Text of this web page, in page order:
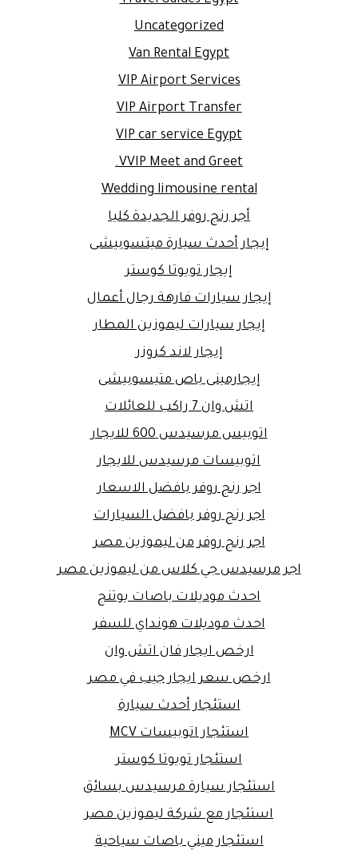
Uncategorized
Van Rental Egypt
VIP Airport Services
VIP Airport Transfer
VIP car service Egypt
VVIP Meet and Greet.
Wedding limousine rental
أجر رنج روفر الجديدة كليا
إيجار أحدث سيارة ميتسوبيشى
إيجار تويوتا كوستر
إيجار سيارات فارهة رجال أعمال
إيجار سيارات ليموزين المطار
إيجار لاند كروزر
إيجارمينى باص متيسوبيشى
اتش وان 7 راكب للعائلات
اتوبيس مرسيدس 600 للايجار
اتوبيسات مرسيدس للايجار
اجر رنج روفر بافضل الاسعار
اجر رنج روفر بافضل السيارات
اجر رنج روفر من ليموزين مصر
اجر مرسيدس جي كلاس من ليموزين مصر
احدث موديلات باصات يوتنج
احدث موديلات هونداي للسفر
ارخص ايجار فان اتش وان
ارخص سعر ايجار جيب في مصر
استئجار أحدث سيارة
استئجار اتوبيسات MCV
استئجار تويوتا كوستر
استئجار سيارة مرسيدس بسائق
استئجار مع شركة ليموزين مصر
استئجار ميني باصات سياحية